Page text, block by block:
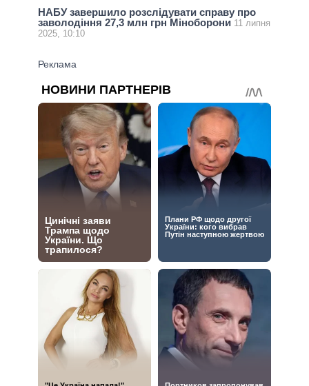
НАБУ завершило розслідувати справу про
заволодіння 27,3 млн грн Міноборони 11 липня
2025, 10:10